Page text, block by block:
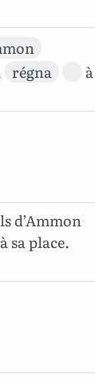
régna
à
d’Ammon
sa place.